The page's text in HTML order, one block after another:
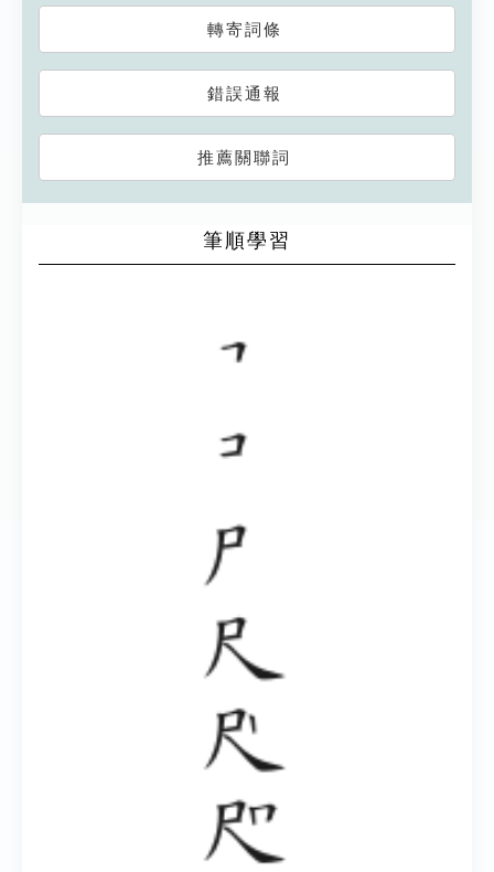
轉寄詞條
錯誤通報
推薦關聯詞
筆順學習